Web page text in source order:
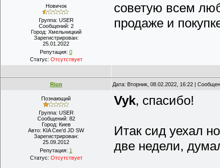
Новичок
Группа: USER
Сообщений: 2
Город: Хмельницкий
Зарегистрирован:
25.01.2022
Репутация: 0
Статус: Отсутствует
советую всем
продаже и
Rion Дата: Вторник, 08.02.2022, 16:22 |
Познающий
Группа: USER
Сообщений: 82
Город: Киев
Авто: KIA Cee'd JD SW
Зарегистрирован:
25.09.2012
Репутация: 1
Статус: Отсутствует
Vyk, спасибо!
Итак сид уехал
две недели,